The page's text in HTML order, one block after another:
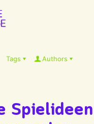
Tags Authors